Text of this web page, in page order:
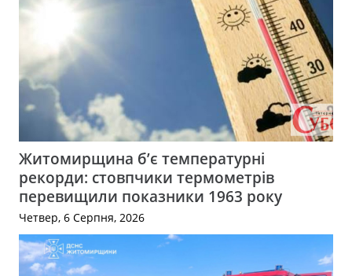
Житомирщина б’є температурні
рекорди: стовпчики термометрів
перевищили показники 1963 року
Четвер, 6 Серпня, 2026